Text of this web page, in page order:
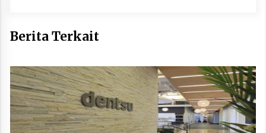
Berita Terkait